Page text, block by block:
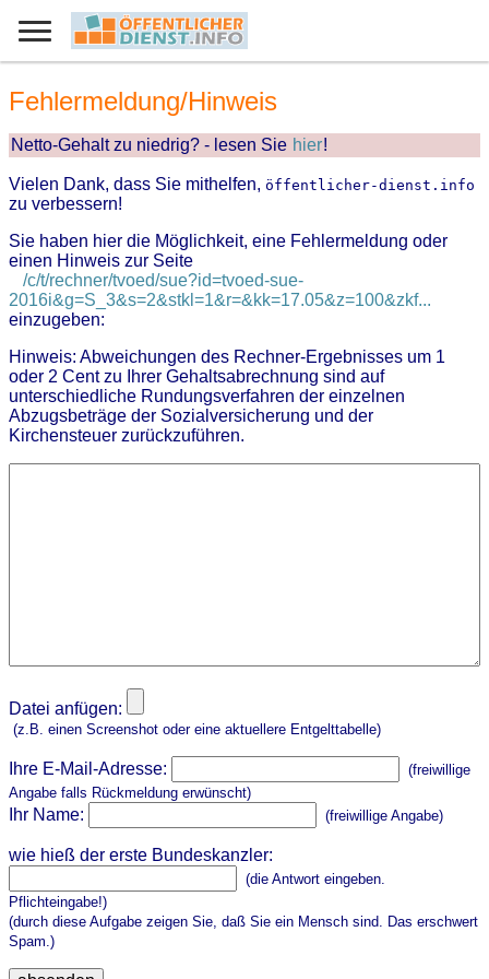
Fehlermeldung/Hinweis
Netto-Gehalt zu niedrig? - lesen Sie hier!
Vielen Dank, dass Sie mithelfen, öffentlicher-dienst.info
zu verbessern!
Sie haben hier die Möglichkeit, eine Fehlermeldung oder
einen Hinweis zur Seite
/c/t/rechner/tvoed/sue?id=tvoed-sue-
2016i&g=S_3&s=2&stkl=1&r=&kk=17.05&z=100&zkf...
einzugeben:
Hinweis: Abweichungen des Rechner-Ergebnisses um 1
oder 2 Cent zu Ihrer Gehaltsabrechnung sind auf
unterschiedliche Rundungsverfahren der einzelnen
Abzugsbeträge der Sozialversicherung und der
Kirchensteuer zurückzuführen.
Datei anfügen:
(z.B. einen Screenshot oder eine aktuellere Entgelttabelle)
Ihre E-Mail-Adresse:
(freiwillige
Angabe falls Rückmeldung erwünscht)
Ihr Name: (freiwillige Angabe)
wie hieß der erste Bundeskanzler:
(die Antwort eingeben.
Pflichteingabe!)
(durch diese Aufgabe zeigen Sie, daß Sie ein Mensch sind. Das erschwert
Spam.)